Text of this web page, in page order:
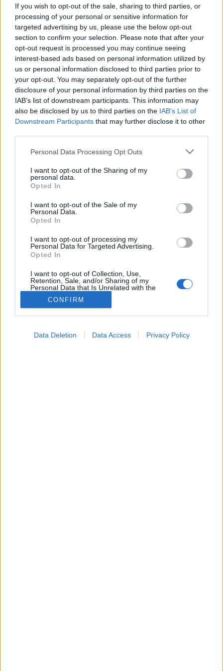
If you wish to opt-out of the sale, sharing to third parties, or
processing of your personal or sensitive information for
targeted advertising by us, please use the below opt-out
section to confirm your selection. Please note that after your
opt-out request is processed you may continue seeing
interest-based ads based on personal information utilized by
us or personal information disclosed to third parties prior to
your opt-out. You may separately opt-out of the further
disclosure of your personal information by third parties on the
IAB’s list of downstream participants. This information may
also be disclosed by us to third parties on the IAB’s List of
Downstream Participants that may further disclose it to other
Please note that this website/app uses one or more Google
not limited to your visit or usage behaviour. You may click to
grant or deny consent to Google and its third-party tags to
use your data for below specified purposes in below Google
consent section.
Personal Data Processing Opt Outs
I want to opt-out of the Sharing of my
personal data.
Opted In
I want to opt-out of the Sale of my
Personal Data.
Opted In
I want to opt-out of processing my
Personal Data for Targeted Advertising.
Opted In
I want to opt-out of Collection, Use,
Retention, Sale, and/or Sharing of my
Personal Data that Is Unrelated with the
Purposes for which it was collected.
Opted Out
CONFIRM
Data Deletion Data Access Privacy Policy
kockázatát
2023. december 04. 14:04
Küldés Küldés Messengeren